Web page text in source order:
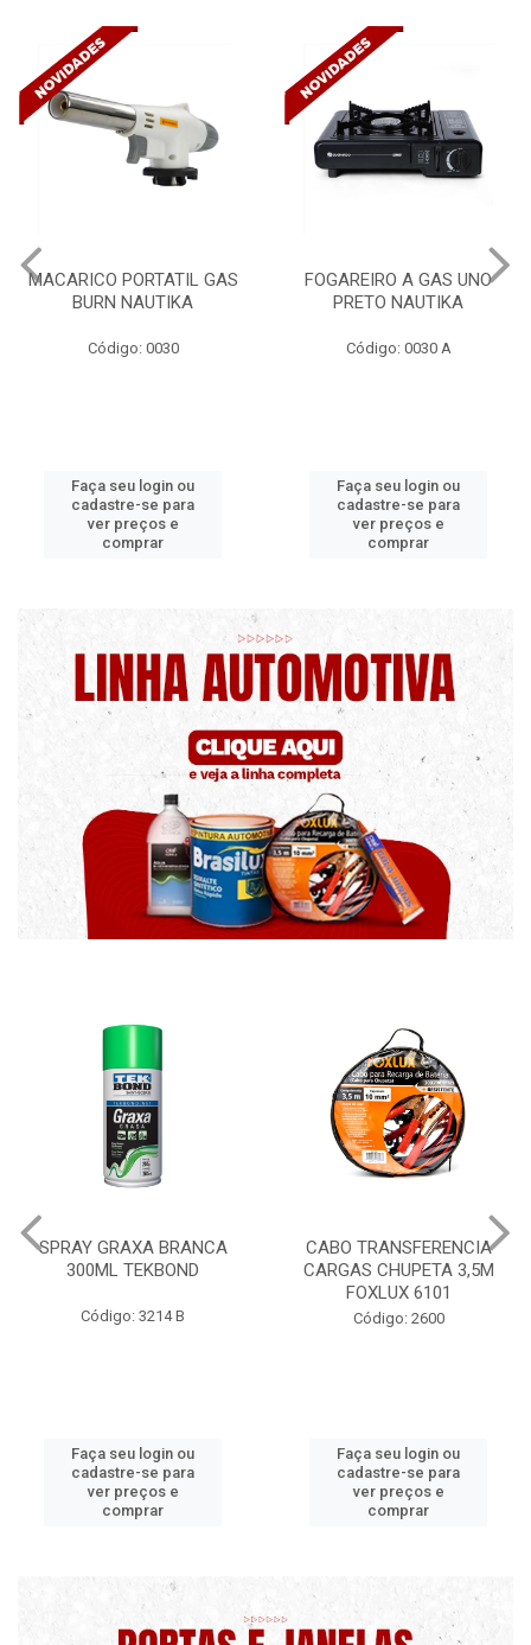
FOGAREIRO A GAS UNO
PRETO NAUTIKA
Código: 0030 A
Faça seu login ou
cadastre-se para
ver preços e
comprar
CANALETA 20X10X2M
C/DIVISORIA C/DUPLA FACE
Código: 4990
Faça seu login ou
cadastre-se para
ver preços e
comprar
CABO TRANSFERENCIA
CARGAS CHUPETA 3,5M
Código: 2600
Faça seu login ou
cadastre-se para
ver preços e
comprar
CHAVE DE RODA TIPO CRUZ
17X19X21X23 FOX 4513
Código: 2628
Faça seu login ou
cadastre-se para
ver preços e
comprar